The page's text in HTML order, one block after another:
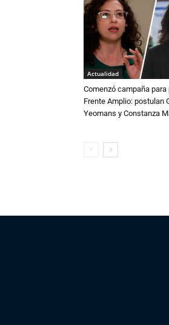
Actualidad
Comenzó campaña para
Frente Amplio: postulan
Yeomans y Constanza